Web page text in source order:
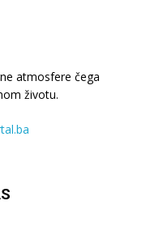
atmosfere čega
životu.